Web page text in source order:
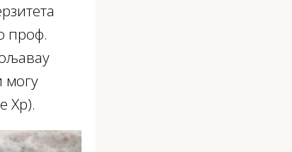
проф.
могу
Хр).